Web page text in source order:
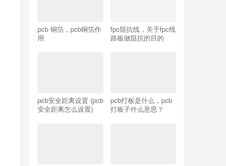
pcb 铜箔，pcb铜箔作
用
fpc阻抗线，关于fpc线
路板做阻抗的目的
pcb安全距离设置 (pcb
安全距离怎么设置)
pcb打板是什么，pcb
打板子什么意思？